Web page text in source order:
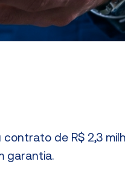
de R$ 2,3
garantia.